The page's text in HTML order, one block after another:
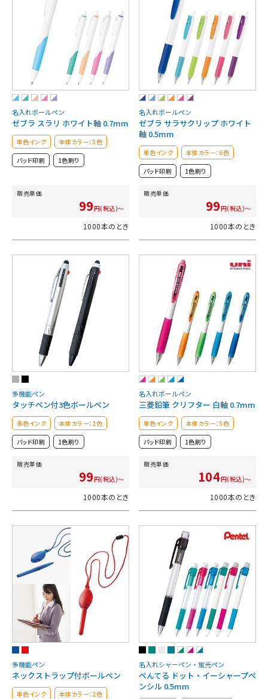
名入れボールペン
ゼブラ スラリ ホワイト軸 0.7mm
単色インク 本体カラー：5色
パッド印刷 1色刷り
販売単価
99円(税込)～
1000本のとき
名入れボールペン
ゼブラ サラサクリップ ホワイト
軸 0.5mm
単色インク 本体カラー：6色
パッド印刷 1色刷り
販売単価
99円(税込)～
1000本のとき
多機能ペン
タッチペン付3色ボールペン
多色インク 本体カラー：2色
パッド印刷 1色刷り
販売単価
99円(税込)～
1000本のとき
名入れボールペン
三菱鉛筆 クリフター 白軸 0.7mm
単色インク 本体カラー：5色
パッド印刷 1色刷り
販売単価
104円(税込)～
1000本のとき
多機能ペン
ネックストラップ付ボールペン
単色インク 本体カラー：2色
名入れシャーペン・蛍光ペン
ぺんてる ドット・イーシャープペ
ンシル 0.5mm